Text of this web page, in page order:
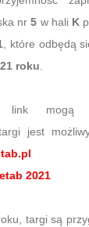
nr5 w hali K
, które odbędą
roku
link mogą
jest
2021
targi są